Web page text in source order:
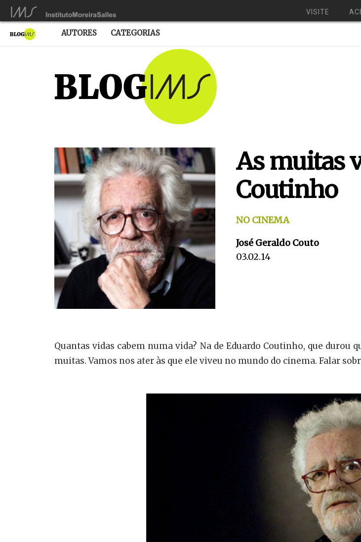
VISITE
AUTORES CATEGORIAS
As muitas
Coutinho
NO CINEMA
José Geraldo Couto
03.02.14
Quantas vidas cabem numa vida? Na de Eduardo Coutinho, que
muitas. Vamos nos ater às que ele viveu no mundo do cinema. Falar